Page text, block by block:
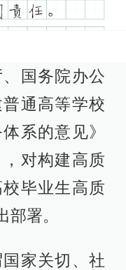
国务院办公
通高等学校
系的意见》
，对构建高质
毕业生高质
署。
家关切、社